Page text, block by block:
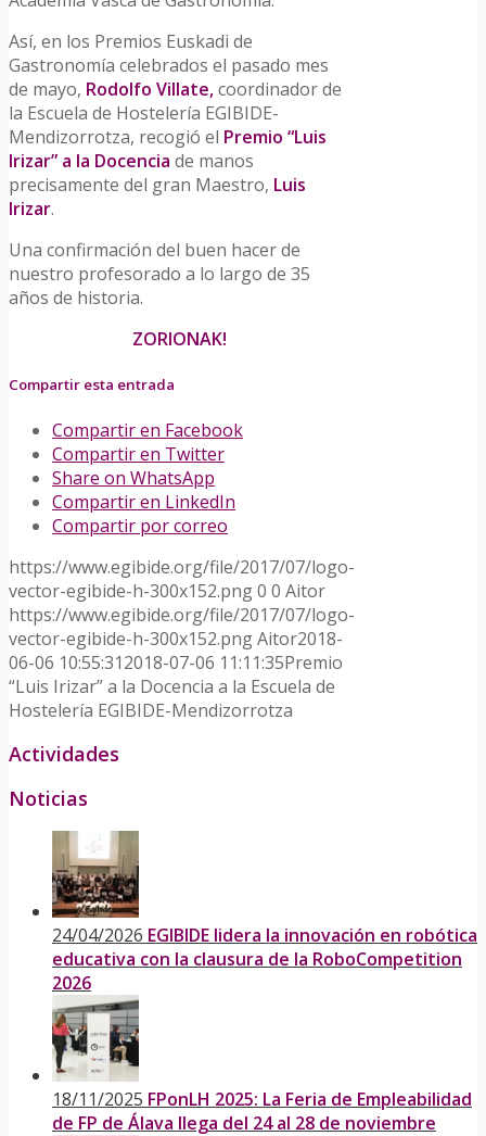
Así, en los Premios Euskadi de
Gastronomía celebrados el pasado mes
de mayo, Rodolfo Villate,coordinador de
la Escuela de Hostelería EGIBIDE-
Mendizorrotza, recogió el Premio “Luis
Irizar” a la Docencia de manos
precisamente del gran Maestro, Luis
Irizar.
Una confirmación del buen hacer de
nuestro profesorado a lo largo de 35
años de historia.
ZORIONAK!
Compartir esta entrada
Compartir en Facebook
Compartir en Twitter
Share on WhatsApp
Compartir en LinkedIn
Compartir por correo
https://www.egibide.org/file/2017/07/logo-
vector-egibide-h-300x152.png0 0 Aitor
https://www.egibide.org/file/2017/07/logo-
vector-egibide-h-300x152.pngAitor2018-
06-06 10:55:312018-07-06 11:11:35Premio
“Luis Irizar” a la Docencia a la Escuela de
Hostelería EGIBIDE-Mendizorrotza
Actividades
Noticias
24/04/2026 EGIBIDE lidera la innovación en robótica
educativa con la clausura de la RoboCompetition
2026
18/11/2025 FPonLH 2025: La Feria de Empleabilidad
de FP de Álava llega del 24 al 28 de noviembre